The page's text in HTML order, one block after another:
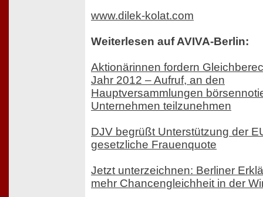
www.dilek-kolat.com
Weiterlesen auf AVIVA-Berlin:
Aktionärinnen fordern
Jahr 2012 – Aufruf, an den
Hauptversammlungen
Unternehmen teilzunehmen
DJV begrüßt Unterstützung der
gesetzliche Frauenquote
Jetzt unterzeichnen: Berliner
mehr Chancengleichheit in der